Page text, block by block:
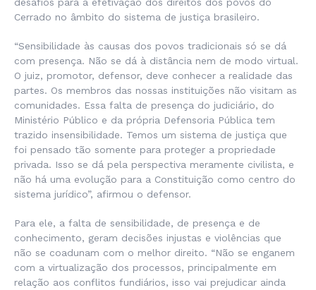
Cerrado no âmbito do sistema de justiça brasileiro.
“Sensibilidade às causas dos povos tradicionais só se dá
com presença. Não se dá à distância nem de modo virtual.
O juiz, promotor, defensor, deve conhecer a realidade das
partes. Os membros das nossas instituições não visitam as
comunidades. Essa falta de presença do judiciário, do
Ministério Público e da própria Defensoria Pública tem
trazido insensibilidade. Temos um sistema de justiça que
foi pensado tão somente para proteger a propriedade
privada. Isso se dá pela perspectiva meramente civilista, e
não há uma evolução para a Constituição como centro do
sistema jurídico”, afirmou o defensor.
Para ele, a falta de sensibilidade, de presença e de
conhecimento, geram decisões injustas e violências que
não se coadunam com o melhor direito. “Não se enganem
com a virtualização dos processos, principalmente em
relação aos conflitos fundiários, isso vai prejudicar ainda